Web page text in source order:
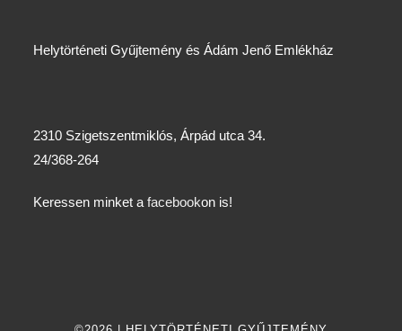
Helytörténeti Gyűjtemény és Ádám Jenő Emlékház
2310 Szigetszentmiklós, Árpád utca 34.
24/368-264
Keressen minket afacebookon is!